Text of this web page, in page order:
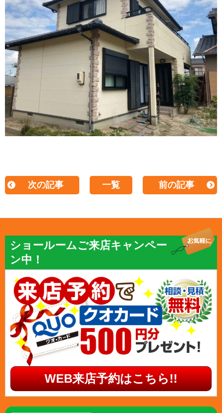
次の記事 一覧 前の記事
ショールームご来店キャンペー
ン中！
WEB来店予約はこちら!!